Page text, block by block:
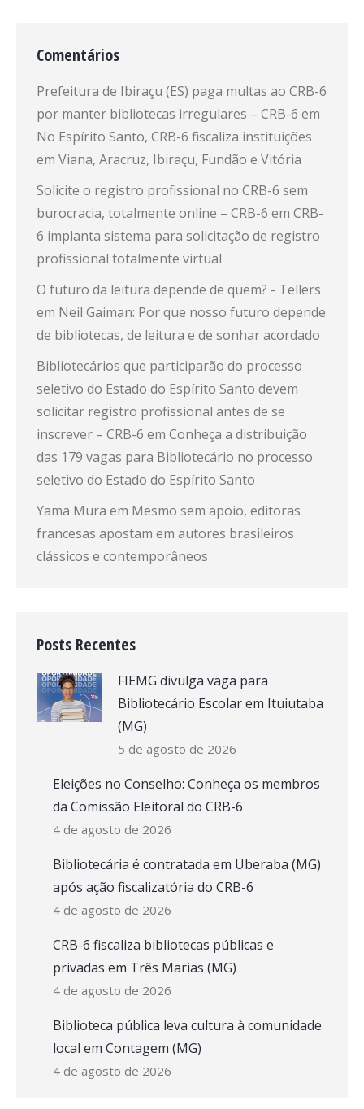
Comentários
Prefeitura de Ibiraçu (ES) paga multas ao CRB-6
por manter bibliotecas irregulares – CRB-6 em
No Espírito Santo, CRB-6 fiscaliza instituições
em Viana, Aracruz, Ibiraçu, Fundão e Vitória
Solicite o registro profissional no CRB-6 sem
burocracia, totalmente online – CRB-6 em CRB-
6 implanta sistema para solicitação de registro
profissional totalmente virtual
O futuro da leitura depende de quem? - Tellers
em Neil Gaiman: Por que nosso futuro depende
de bibliotecas, de leitura e de sonhar acordado
Bibliotecários que participarão do processo
seletivo do Estado do Espírito Santo devem
solicitar registro profissional antes de se
inscrever – CRB-6 em Conheça a distribuição
das 179 vagas para Bibliotecário no processo
seletivo do Estado do Espírito Santo
Yama Mura em Mesmo sem apoio, editoras
francesas apostam em autores brasileiros
clássicos e contemporâneos
Posts Recentes
FIEMG divulga vaga para
Bibliotecário Escolar em Ituiutaba
(MG)
5 de agosto de 2026
Eleições no Conselho: Conheça os membros
da Comissão Eleitoral do CRB-6
4 de agosto de 2026
Bibliotecária é contratada em Uberaba (MG)
após ação fiscalizatória do CRB-6
4 de agosto de 2026
CRB-6 fiscaliza bibliotecas públicas e
privadas em Três Marias (MG)
4 de agosto de 2026
Biblioteca pública leva cultura à comunidade
local em Contagem (MG)
4 de agosto de 2026